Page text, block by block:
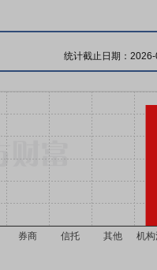
统计截止日期：